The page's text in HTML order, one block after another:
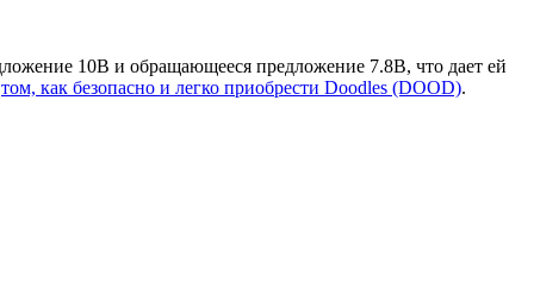
10B и обращающееся предложение 7.8B, что дает ей
том, как безопасно и легко приобрести Doodles (DOOD).